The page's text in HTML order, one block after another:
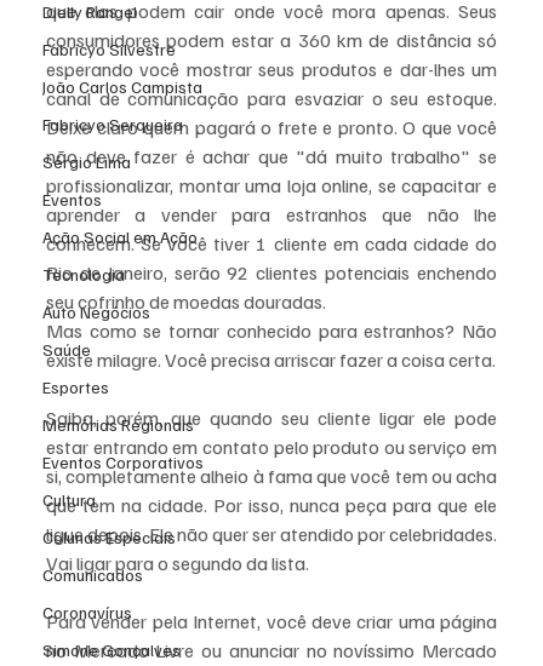
Dielly Rangel
Fabricyo Silvestre
João Carlos Campista
Fabricyo Serqueira
Sérgio Lima
Eventos
Ação Social em Ação
Tecnologia
Auto Negócios
Saúde
Esportes
Memórias Regionais
Eventos Corporativos
Cultura
Colunas Especiais
Comunicados
Coronavírus
Simone Gonçalves
que elas podem cair onde você mora apenas. Seus
consumidores podem estar a 360 km de distância só
esperando você mostrar seus produtos e dar-lhes um
canal de comunicação para esvaziar o seu estoque.
Deixe claro quem pagará o frete e pronto. O que você
não deve fazer é achar que "dá muito trabalho" se
profissionalizar, montar uma loja online, se capacitar e
aprender a vender para estranhos que não lhe
conhecem. Se você tiver 1 cliente em cada cidade do
Rio de Janeiro, serão 92 clientes potenciais enchendo
seu cofrinho de moedas douradas.
Mas como se tornar conhecido para estranhos? Não
existe milagre. Você precisa arriscar fazer a coisa certa.
Saiba, porém, que quando seu cliente ligar ele pode
estar entrando em contato pelo produto ou serviço em
si, completamente alheio à fama que você tem ou acha
que tem na cidade. Por isso, nunca peça para que ele
ligue depois. Ele não quer ser atendido por celebridades.
Vai ligar para o segundo da lista.
Para vender pela Internet, você deve criar uma página
no Mercado Livre ou anunciar no novíssimo Mercado